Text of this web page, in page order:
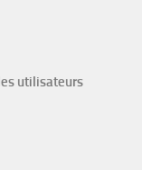
utilisateurs